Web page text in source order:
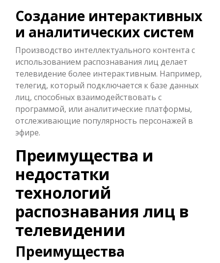
Создание интерактивных
и аналитических систем
Производство интеллектуального контента с
использованием распознавания лиц делает
телевидение более интерактивным. Например,
телегид, который подключается к базе данных
лиц, способных взаимодействовать с
программой, или аналитические платформы,
отслеживающие популярность персонажей в
эфире.
Преимущества и
недостатки
технологий
распознавания лиц в
телевидении
Преимущества